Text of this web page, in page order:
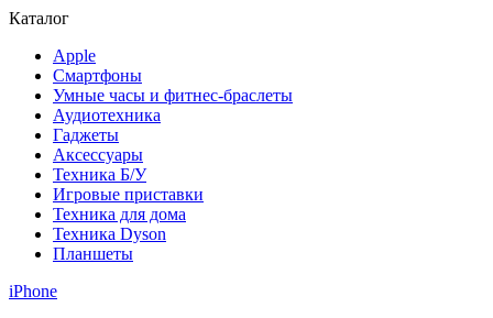
Каталог
Apple
Смартфоны
Умные часы и фитнес-браслеты
Аудиотехника
Гаджеты
Аксессуары
Техника Б/У
Игровые приставки
Техника для дома
Техника Dyson
Планшеты
iPhone